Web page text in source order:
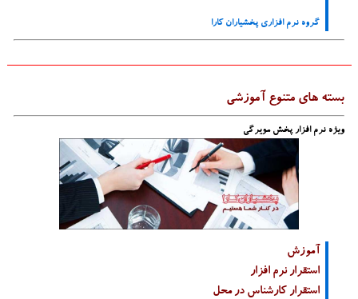
گروه نرم افزاری پخشیاران کارا
بسته های متنوع آموزشی
ویژه نرم افزار پخش مویرگی
آموزش
استقرار نرم افزار
استقرار کارشناس در محل